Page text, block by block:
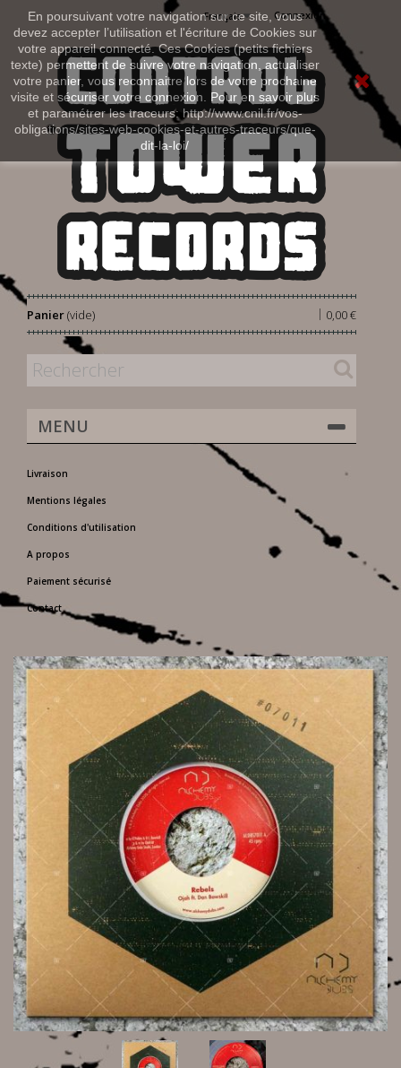
En poursuivant votre navigation sur ce site, vous
devez accepter l’utilisation et l'écriture de Cookies sur
votre appareil connecté. Ces Cookies (petits fichiers
texte) permettent de suivre votre navigation, actualiser
votre panier, vous reconnaitre lors de votre prochaine
visite et sécuriser votre connexion. Pour en savoir plus
et paramétrer les traceurs: http://www.cnil.fr/vos-
obligations/sites-web-cookies-et-autres-traceurs/que-
dit-la-loi/
Connexion
Français
Panier 0,00 €
|
(vide)
MENU
Livraison
Mentions légales
Conditions d'utilisation
A propos
Paiement sécurisé
Contact